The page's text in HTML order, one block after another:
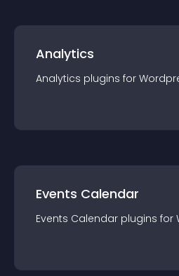
Analytics
Analytics plugins for
Events Calendar
Events Calendar plugins for